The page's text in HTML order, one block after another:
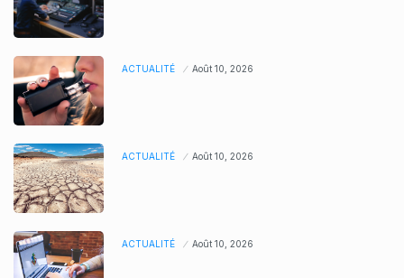
ACTUALITÉ Août 10, 2026
ACTUALITÉ Août 10, 2026
ACTUALITÉ Août 10, 2026